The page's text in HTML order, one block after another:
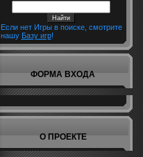
Если нет Игры в поиске, смотрите
нашу Базу игр!
ФОРМА ВХОДА
О ПРОЕКТЕ